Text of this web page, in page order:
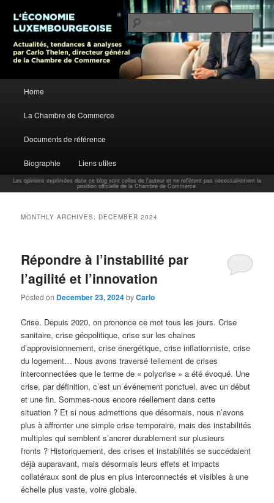
Carlo Thelen Blog
L’économie luxembourgeoise : Actualités, tendances et analyses par Carlo
Thelen, Directeur Général, Chambre de Commerce
Skip to primary content
Skip to secondary content
Home
La Chambre de Commerce
Documents de référence
Biographie Liens utiles
Les opinions exprimées dans ce blog sont celles de l'auteur et ne reflètent pas nécessairement la
position officielle de la Chambre de Commerce.
MONTHLY ARCHIVES: DECEMBER 2024
Répondre à l’instabilité par
l’agilité et l’innovation
Posted on December 23, 2024byCarlo
Crise. Depuis 2020, on prononce ce mot tous les jours. Crise
sanitaire, crise géopolitique, crise sur les chaines
d’approvisionnement, crise énergétique, crise inflationniste, crise
du logement… Nous avons traversé tellement de crises
interconnectées que le terme de « polycrise » a été évoqué. Une
crise, par définition, c’est un événement ponctuel, avec un début
et une fin. Sommes-nous encore réellement dans cette
situation ? Et si nous admettions que désormais, nous n’avons
plus à affronter une simple crise temporaire, mais des instabilités
multiples qui semblent s’ancrer durablement sur plusieurs
fronts ? Historiquement, des crises et instabilités se succédaient
déjà auparavant, mais désormais leurs effets et impacts
collatéraux sont de plus en plus interconnectés et visibles à une
échelle plus vaste, voire globale.